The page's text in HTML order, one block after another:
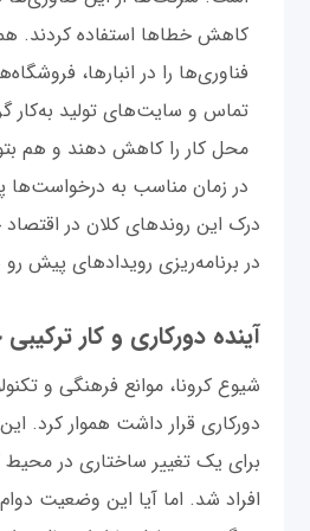
کاهش خطاها استفاده کردند.
فناوری‌ها را در انبارها،
تماس و سایت‌های تولید به‌کار
محل کار را کاهش دهند و هم
در زمان مناسب به درخواست‌ها
درک این روندهای کلان در
در برنامه‌ریزی رویدادهای پیش‌
آینده دورکاری و کار
شیوع کرونا، موانع فرهنگی و
دورکاری قرار داشت هموار کرد.
برای یک تغییر ساختاری در محیط
افراد شد. اما آیا این وضعیت